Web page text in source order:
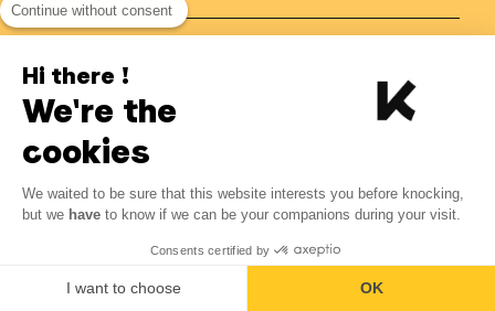
25.28€ 21.49 € -15 % ?
Bespaar 3.79 € met K+
Toevoegen aan mandje
België/ NL
Alle rechten voorbehouden
Continue without consent
Hi there !
We're the
cookies
We waited to be sure that this website interests you before knocking,
but we have to know if we can be your companions during your visit.
Consents certified by
I want to choose OK